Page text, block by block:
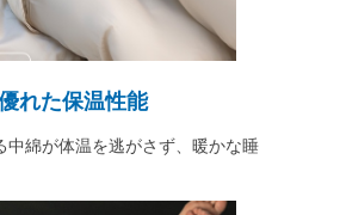
れた保温性能
中綿が体温を逃がさず、暖かな睡